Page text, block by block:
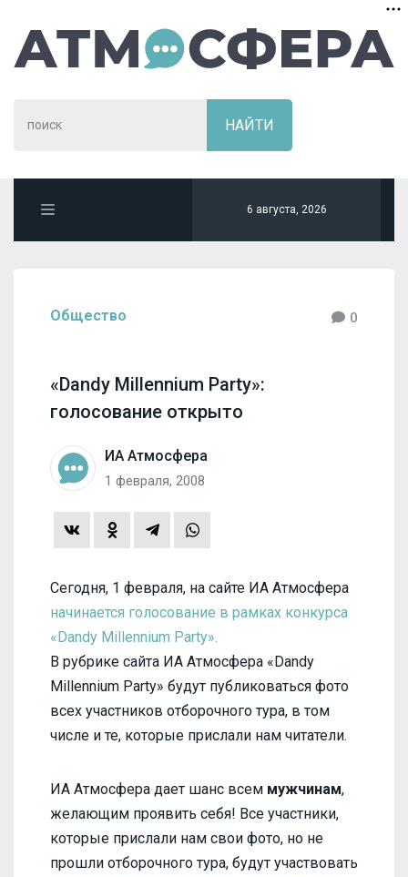
6 августа, 2026
Общество 0
«Dandy Millennium Party»:
голосование открыто
ИА Атмосфера
1 февраля, 2008
Сегодня, 1 февраля, на сайте ИА Атмосфера
начинается голосование в рамках конкурса
«Dandy Millennium Party».
В рубрике сайта ИА Атмосфера «Dandy
Millennium Party» будут публиковаться фото
всех участников отборочного тура, в том
числе и те, которые прислали нам читатели.
ИА Атмосфера дает шанс всем мужчинам,
желающим проявить себя! Все участники,
которые прислали нам свои фото, но не
прошли отборочного тура, будут участвовать